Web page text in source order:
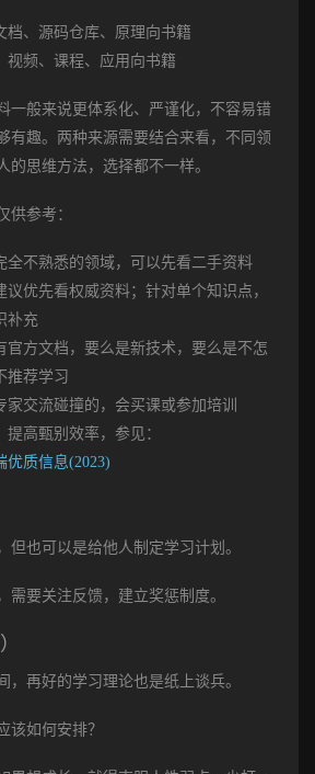
档、源码仓库、原理向书籍
视频、课程、应用向书籍
一般来说更体系化、严谨化，不容易错
有趣。两种来源需要结合来看，不同领
的思维方法，选择都不一样。
供参考：
全不熟悉的领域，可以先看二手资料
议优先看权威资料；针对单个知识点，
补充
官方文档，要么是新技术，要么是不怎
推荐学习
交流碰撞的，会买课或参加培训
高甄别效率，参见：
优质信息(2023)
但也可以是给他人制定学习计划。
需要关注反馈，建立奖惩制度。
，再好的学习理论也是纸上谈兵。
该如何安排？